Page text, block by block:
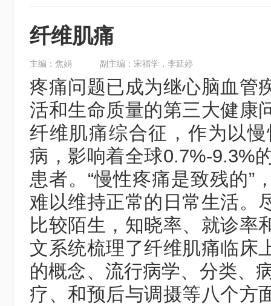
纤维肌痛
主编：焦娟 副主编：宋福学，李延婷
疼痛问题已成为继心脑血管
活和生命质量的第三大健康
纤维肌痛综合征，作为以
病，影响着全球0.7%-9.3%
患者。“慢性疼痛是致残的”
难以维持正常的日常生活。
比较陌生，知晓率、就诊率
文系统梳理了纤维肌痛临床
的概念、流行病学、分类、
疗、和预后与调摄等八个方